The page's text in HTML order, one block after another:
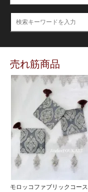
売れ筋商品
モロッコファブリックコース